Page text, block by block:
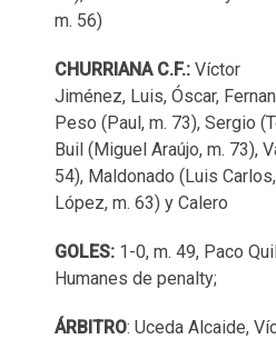
m. 56)
CHURRIANA C.F.: Víctor
Jiménez, Luis, Óscar,
Peso (Paul, m. 73), Sergio
Buil (Miguel Araújo, m. 73),
54), Maldonado (Luis
López, m. 63) y Calero
GOLES: 1-0, m. 49, Paco
Humanes de penalty;
ÁRBITRO: Uceda Alcaide,